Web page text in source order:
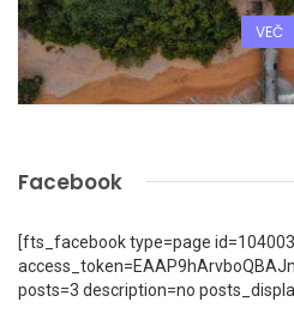
VEČ
Facebook
[fts_facebook type=page
posts=3 description=no